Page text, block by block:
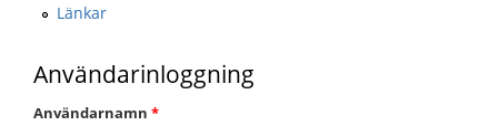
Länkar
Användarinloggning
Användarnamn *